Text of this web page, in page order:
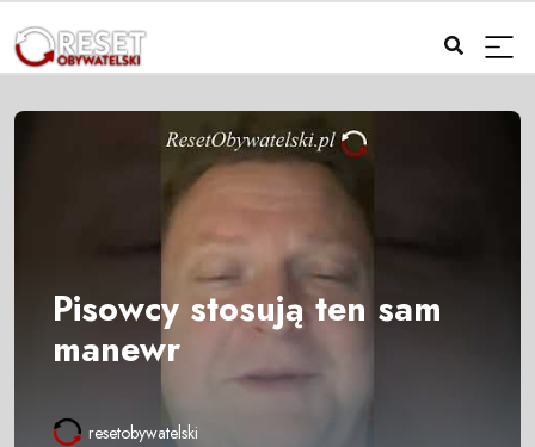
Pisowcy stosują ten sam
manewr
resetobywatelski